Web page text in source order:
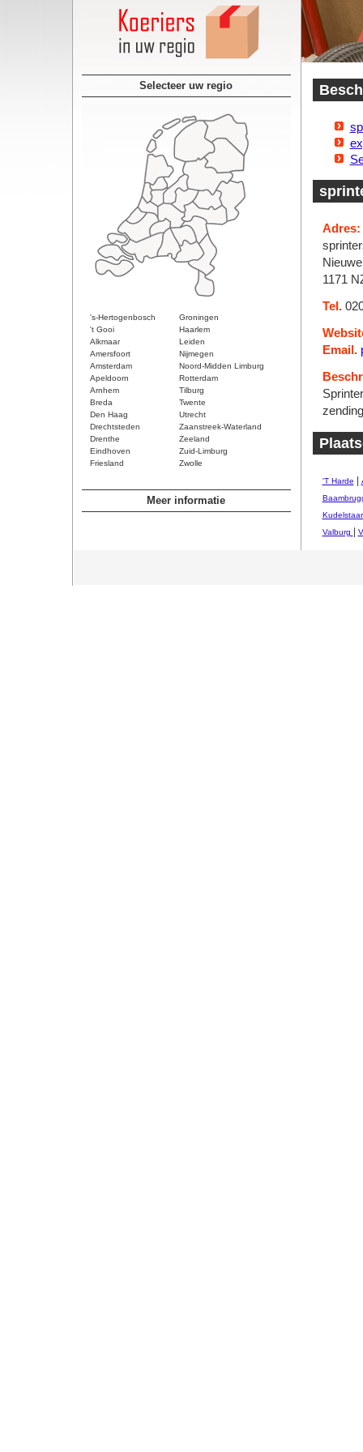
Selecteer uw regio
's-Hertogenbosch
Groningen
't Gooi
Haarlem
Alkmaar
Leiden
Amersfoort
Nijmegen
Amsterdam
Noord-Midden Limburg
Apeldoorn
Rotterdam
Arnhem
Tilburg
Breda
Twente
Den Haag
Utrecht
Drechtsteden
Zaanstreek-Waterland
Drenthe
Zeeland
Eindhoven
Zuid-Limburg
Friesland
Zwolle
Meer informatie
Adres:
1171
Tel.
Email.
'T Harde
Valburg